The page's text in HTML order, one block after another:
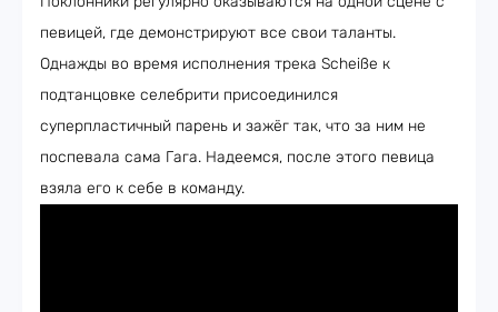
певицей, где демонстрируют все свои таланты.
Однажды во время исполнения трека Scheiße к
подтанцовке селебрити присоединился
суперпластичный парень и зажёг так, что за ним не
поспевала сама Гага. Надеемся, после этого певица
взяла его к себе в команду.